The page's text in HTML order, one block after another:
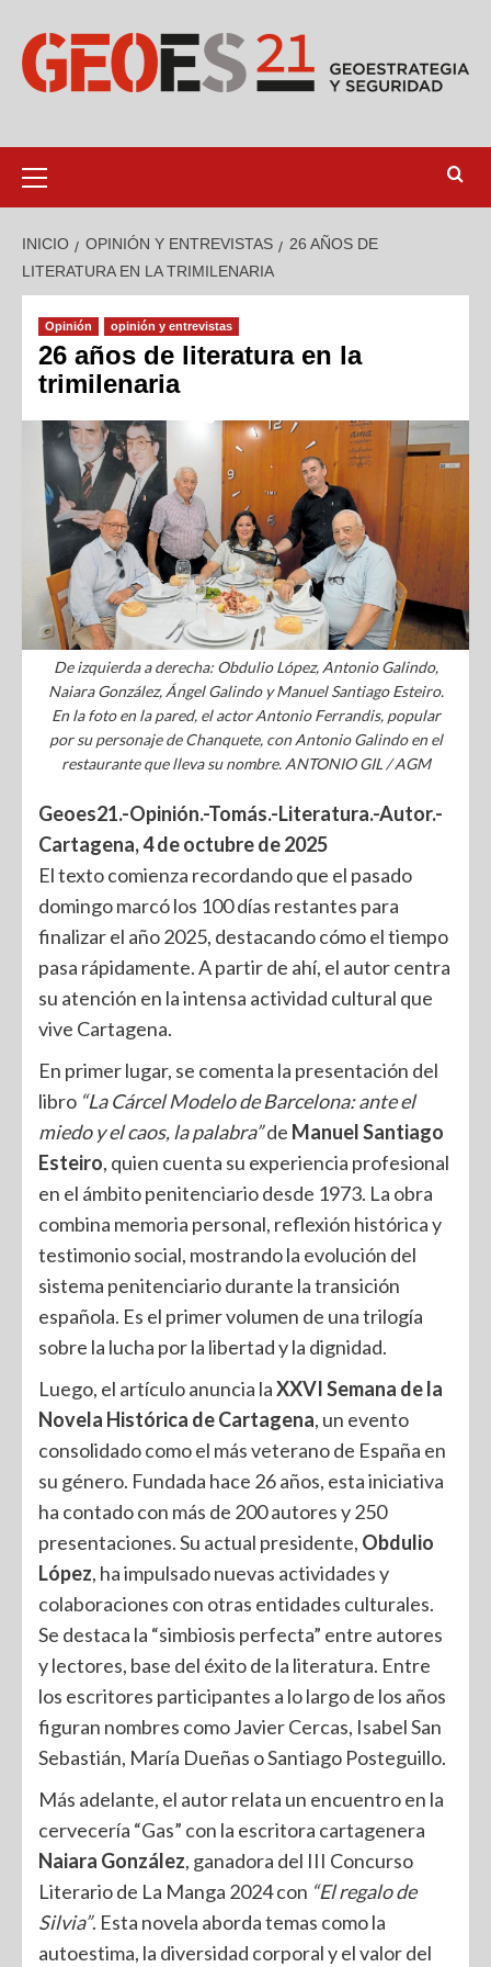
INICIO OPINIÓN Y ENTREVISTAS
26 AÑOS DE
LITERATURA EN LA TRIMILENARIA
Opinión opinión y entrevistas
26 años de literatura en la
trimilenaria
De izquierda a derecha: Obdulio López, Antonio Galindo,
Naiara González, Ángel Galindo y Manuel Santiago Esteiro.
En la foto en la pared, el actor Antonio Ferrandis, popular
por su personaje de Chanquete, con Antonio Galindo en el
restaurante que lleva su nombre. ANTONIO GIL / AGM
Geoes21.-Opinión.-Tomás.-Literatura.-Autor.-
Cartagena, 4 de octubre de 2025
El texto comienza recordando que el pasado
domingo marcó los 100 días restantes para
finalizar el año 2025, destacando cómo el tiempo
pasa rápidamente. A partir de ahí, el autor centra
su atención en la intensa actividad cultural que
vive Cartagena.
En primer lugar, se comenta la presentación del
libro “La Cárcel Modelo de Barcelona: ante el
miedo y el caos, la palabra”de Manuel Santiago
Esteiro, quien cuenta su experiencia profesional
en el ámbito penitenciario desde 1973. La obra
combina memoria personal, reflexión histórica y
testimonio social, mostrando la evolución del
sistema penitenciario durante la transición
española. Es el primer volumen de una trilogía
sobre la lucha por la libertad y la dignidad.
Luego, el artículo anuncia laXXVI Semana de la
Novela Histórica de Cartagena, un evento
consolidado como el más veterano de España en
su género. Fundada hace 26 años, esta iniciativa
ha contado con más de 200 autores y 250
presentaciones. Su actual presidente, Obdulio
López, ha impulsado nuevas actividades y
colaboraciones con otras entidades culturales.
Se destaca la “simbiosis perfecta” entre autores
y lectores, base del éxito de la literatura. Entre
los escritores participantes a lo largo de los años
figuran nombres como Javier Cercas, Isabel San
Sebastián, María Dueñas o Santiago Posteguillo.
Más adelante, el autor relata un encuentro en la
cervecería “Gas” con la escritora cartagenera
Naiara González, ganadora del III Concurso
Literario de La Manga 2024 con “El regalo de
Silvia”. Esta novela aborda temas como la
autoestima, la diversidad corporal y el valor del